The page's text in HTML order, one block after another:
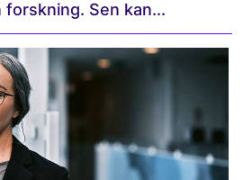
forskning. Sen kan...